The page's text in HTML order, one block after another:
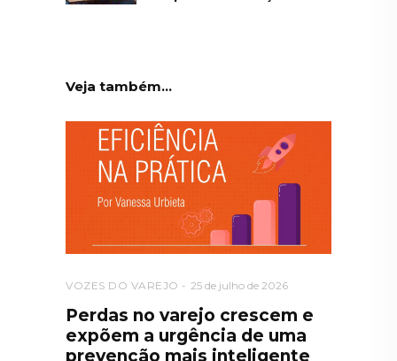
Veja também...
VOZES DO VAREJO 25 de julho de 2026
Perdas no varejo crescem e
expõem a urgência de uma
prevenção mais inteligente